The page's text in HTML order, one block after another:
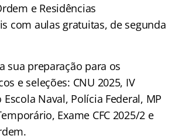
e Residências
com aulas gratuitas, de segunda
sua preparação para os
e seleções: CNU 2025, IV
Escola Naval, Polícia Federal, MP
Exame CFC 2025/2 e